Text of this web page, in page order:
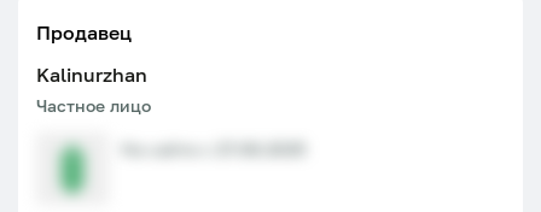
Продавец
Kalinurzhan
Частное лицо